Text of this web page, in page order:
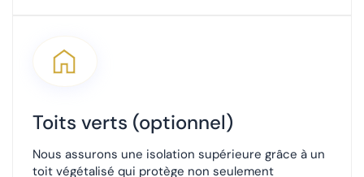
Toits verts (optionnel)
Nous assurons une isolation supérieure grâce à un
toit végétalisé qui protège non seulement